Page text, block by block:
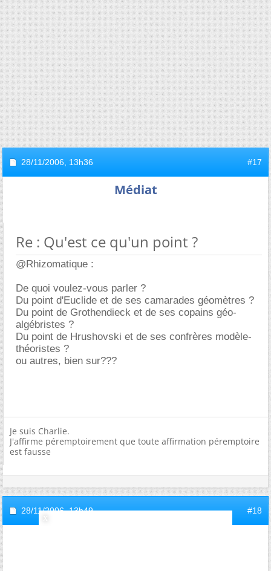
28/11/2006, 13h36 #17
Médiat
Re : Qu'est ce qu'un point ?
@Rhizomatique :
De quoi voulez-vous parler ?
Du point d'Euclide et de ses camarades géomètres ?
Du point de Grothendieck et de ses copains géo-
algébristes ?
Du point de Hrushovski et de ses confrères modèle-
théoristes ?
ou autres, bien sur???
Je suis Charlie.
J'affirme péremptoirement que toute affirmation péremptoire
est fausse
28/11/2006,13h49 #18